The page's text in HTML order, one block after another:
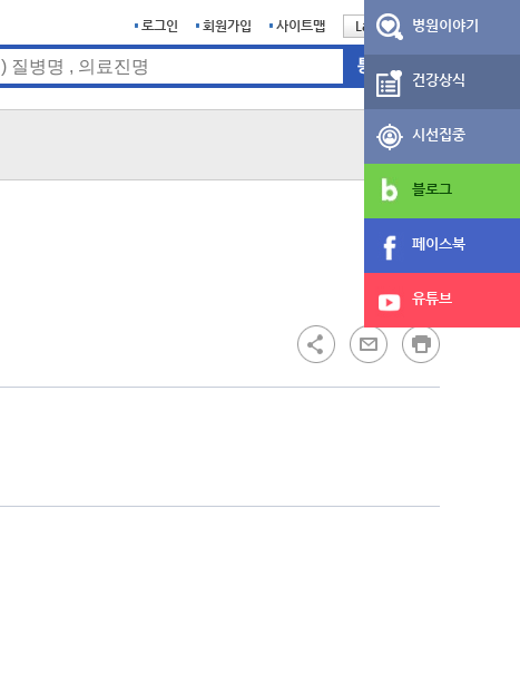
로그인 회원가입 사이트맵
Language병원이야기
건강상식
시선집중
블로그
페이스북
유튜브